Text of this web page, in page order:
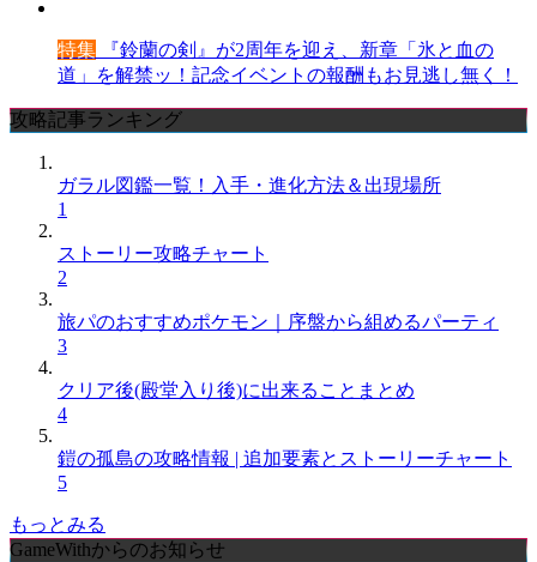
特集 『鈴蘭の剣』が2周年を迎え、新章「氷と血の
道」を解禁ッ！記念イベントの報酬もお見逃し無く！
攻略記事ランキング
ガラル図鑑一覧！入手・進化方法＆出現場所
1
ストーリー攻略チャート
2
旅パのおすすめポケモン｜序盤から組めるパーティ
3
クリア後(殿堂入り後)に出来ることまとめ
4
鎧の孤島の攻略情報 | 追加要素とストーリーチャート
5
もっとみる
GameWithからのお知らせ